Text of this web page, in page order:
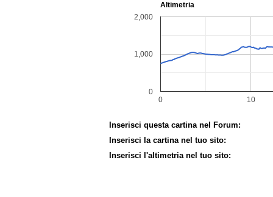
Inserisci questa cartina nel Forum:
Inserisci la cartina nel tuo sito:
Inserisci l'altimetria nel tuo sito: